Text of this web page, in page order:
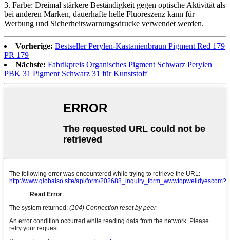
3. Farbe: Dreimal stärkere Beständigkeit gegen optische Aktivität als
bei anderen Marken, dauerhafte helle Fluoreszenz kann für
Werbung und Sicherheitswarnungsdrucke verwendet werden.
Vorherige: Bestseller Perylen-Kastanienbraun Pigment Red 179
PR 179
Nächste: Fabrikpreis Organisches Pigment Schwarz Perylen
PBK 31 Pigment Schwarz 31 für Kunststoff